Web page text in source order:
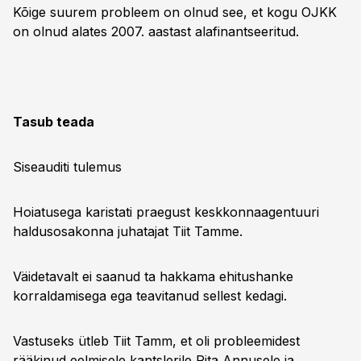
Kõige suurem probleem on olnud see, et kogu OJKK
on olnud alates 2007. aastast ala­finantseeritud.
Tasub teada
Siseauditi tulemus
Hoiatusega karistati praegust keskkonnaagentuuri
haldusosakonna juhatajat Tiit Tamme.
Väidetavalt ei saanud ta hakkama ehitushanke
korraldamisega ega teavitanud sellest kedagi.
Vastuseks ütleb Tiit Tamm, et oli probleemidest